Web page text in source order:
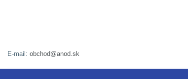
E-mail: obchod@anod.sk